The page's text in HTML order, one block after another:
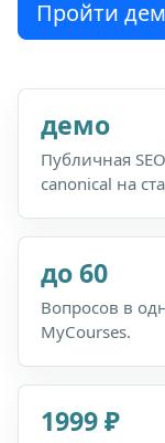
Пройти
демо
Публичная
canonical на
до 60
Вопросов в
MyCourses.
1999 ₽